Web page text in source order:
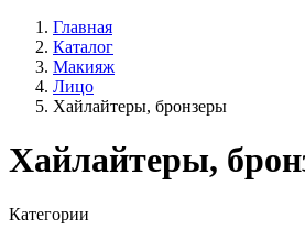
Главная
Каталог
Макияж
Лицо
Хайлайтеры, бронзеры
Хайлайтеры,
Категории